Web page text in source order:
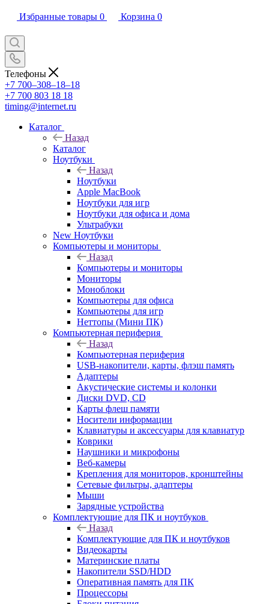
Избранные товары 0 Корзина 0
Телефоны
+7 700‒308‒18‒18
+7 700 803 18 18
timing@internet.ru
Каталог
Назад
Каталог
Ноутбуки
Назад
Ноутбуки
Apple MacBook
Ноутбуки для игр
Ноутбуки для офиса и дома
Ультрабуки
New Ноутбуки
Компьютеры и мониторы
Назад
Компьютеры и мониторы
Мониторы
Моноблоки
Компьютеры для офиса
Компьютеры для игр
Неттопы (Мини ПК)
Компьютерная периферия
Назад
Компьютерная периферия
USB-накопители, карты, флэш память
Адаптеры
Акустические системы и колонки
Диски DVD, CD
Карты флеш памяти
Носители информации
Клавиатуры и аксессуары для клавиатур
Коврики
Наушники и микрофоны
Веб-камеры
Крепления для мониторов, кронштейны
Сетевые фильтры, адаптеры
Мыши
Зарядные устройства
Комплектующие для ПК и ноутбуков
Назад
Комплектующие для ПК и ноутбуков
Видеокарты
Материнские платы
Накопители SSD/HDD
Оперативная память для ПК
Процессоры